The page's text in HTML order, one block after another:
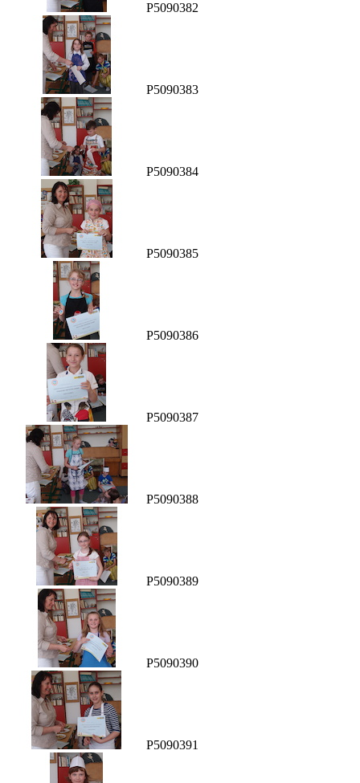
P5090382
P5090383
P5090384
P5090385
P5090386
P5090387
P5090388
P5090389
P5090390
P5090391